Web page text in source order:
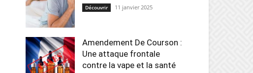
Découvrir 11 janvier 2025
Amendement De Courson :
Une attaque frontale
contre la vape et la santé